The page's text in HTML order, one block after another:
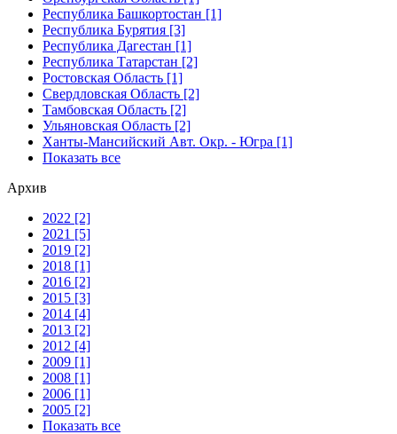
Республика Башкортостан [1]
Республика Бурятия [3]
Республика Дагестан [1]
Республика Татарстан [2]
Ростовская Область [1]
Свердловская Область [2]
Тамбовская Область [2]
Ульяновская Область [2]
Ханты-Мансийский Авт. Окр. - Югра [1]
Показать все
Архив
2022 [2]
2021 [5]
2019 [2]
2018 [1]
2016 [2]
2015 [3]
2014 [4]
2013 [2]
2012 [4]
2009 [1]
2008 [1]
2006 [1]
2005 [2]
Показать все